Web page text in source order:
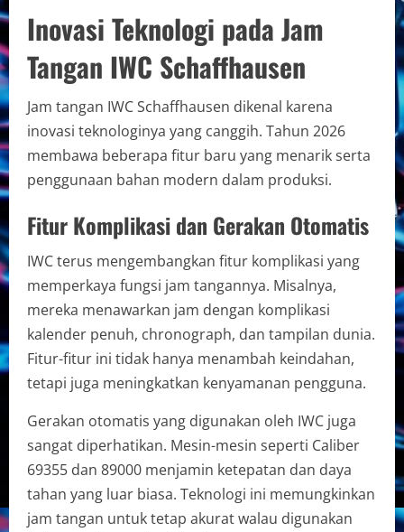
Inovasi Teknologi pada Jam
Tangan IWC Schaffhausen
Jam tangan IWC Schaffhausen dikenal karena
inovasi teknologinya yang canggih. Tahun 2026
membawa beberapa fitur baru yang menarik serta
penggunaan bahan modern dalam produksi.
Fitur Komplikasi dan Gerakan Otomatis
IWC terus mengembangkan fitur komplikasi yang
memperkaya fungsi jam tangannya. Misalnya,
mereka menawarkan jam dengan komplikasi
kalender penuh, chronograph, dan tampilan dunia.
Fitur-fitur ini tidak hanya menambah keindahan,
tetapi juga meningkatkan kenyamanan pengguna.
Gerakan otomatis yang digunakan oleh IWC juga
sangat diperhatikan. Mesin-mesin seperti Caliber
69355 dan 89000 menjamin ketepatan dan daya
tahan yang luar biasa. Teknologi ini memungkinkan
jam tangan untuk tetap akurat walau digunakan